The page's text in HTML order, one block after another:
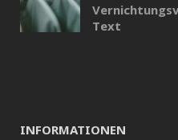
Text
INFORMATIONEN